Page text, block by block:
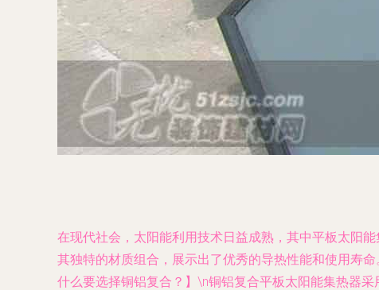
在现代社会，太阳能利用技术日益成熟，其中平板太阳
其独特的材质组合，展示出了优秀的导热性能和使用寿
什么要选择铜铝复合？】\n铜铝复合平板太阳能集热器